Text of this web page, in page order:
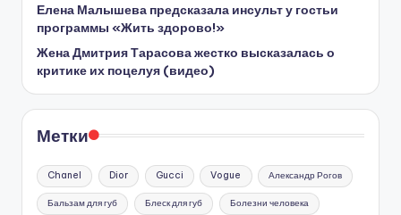
Елена Малышева предсказала инсульт у гостьи
программы «Жить здорово!»
Жена Дмитрия Тарасова жестко высказалась о
критике их поцелуя (видео)
Метки
Chanel Dior Gucci Vogue Александр Рогов
Бальзам для губ Блеск для губ Болезни человека